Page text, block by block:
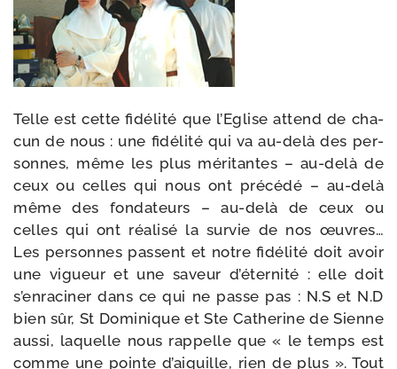
Telle est cette fidé­li­té que l’Eglise attend de cha­
cun de nous : une fidé­li­té qui va au-​delà des per­
sonnes, même les plus méri­tantes – au-​delà de
ceux ou celles qui nous ont pré­cé­dé – au-​delà
même des fon­da­teurs – au-​delà de ceux ou
celles qui ont réa­li­sé la sur­vie de nos œuvres…
Les per­sonnes passent et notre fidé­li­té doit avoir
une vigueur et une saveur d’éternité : elle doit
s’enraciner dans ce qui ne passe pas : N.S et N.D
bien sûr, St Dominique et Ste Catherine de Sienne
aus­si, laquelle nous rap­pelle que « le temps est
comme une pointe d’aiguille, rien de plus ». Tout